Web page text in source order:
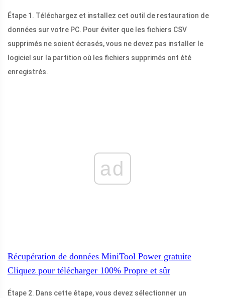
Étape 1. Téléchargez et installez cet outil de restauration de
données sur votre PC. Pour éviter que les fichiers CSV
supprimés ne soient écrasés, vous ne devez pas installer le
logiciel sur la partition où les fichiers supprimés ont été
enregistrés.
ad
Récupération de données MiniTool Power gratuite
Cliquez pour télécharger 100% Propre et sûr
Étape 2. Dans cette étape, vous devez sélectionner un